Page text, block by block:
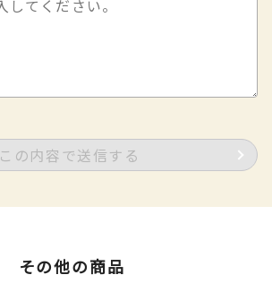
この内容で送信する
その他の商品